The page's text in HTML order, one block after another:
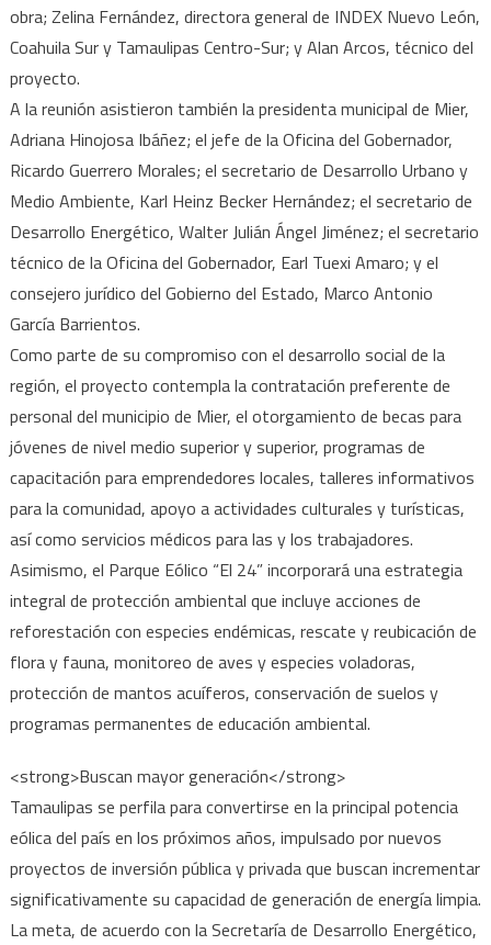
obra; Zelina Fernández, directora general de INDEX Nuevo León,
Coahuila Sur y Tamaulipas Centro-Sur; y Alan Arcos, técnico del
proyecto.
A la reunión asistieron también la presidenta municipal de Mier,
Adriana Hinojosa Ibáñez; el jefe de la Oficina del Gobernador,
Ricardo Guerrero Morales; el secretario de Desarrollo Urbano y
Medio Ambiente, Karl Heinz Becker Hernández; el secretario de
Desarrollo Energético, Walter Julián Ángel Jiménez; el secretario
técnico de la Oficina del Gobernador, Earl Tuexi Amaro; y el
consejero jurídico del Gobierno del Estado, Marco Antonio
García Barrientos.
Como parte de su compromiso con el desarrollo social de la
región, el proyecto contempla la contratación preferente de
personal del municipio de Mier, el otorgamiento de becas para
jóvenes de nivel medio superior y superior, programas de
capacitación para emprendedores locales, talleres informativos
para la comunidad, apoyo a actividades culturales y turísticas,
así como servicios médicos para las y los trabajadores.
Asimismo, el Parque Eólico “El 24” incorporará una estrategia
integral de protección ambiental que incluye acciones de
reforestación con especies endémicas, rescate y reubicación de
flora y fauna, monitoreo de aves y especies voladoras,
protección de mantos acuíferos, conservación de suelos y
programas permanentes de educación ambiental.
<strong>Buscan mayor generación</strong>
Tamaulipas se perfila para convertirse en la principal potencia
eólica del país en los próximos años, impulsado por nuevos
proyectos de inversión pública y privada que buscan incrementar
significativamente su capacidad de generación de energía limpia.
La meta, de acuerdo con la Secretaría de Desarrollo Energético,